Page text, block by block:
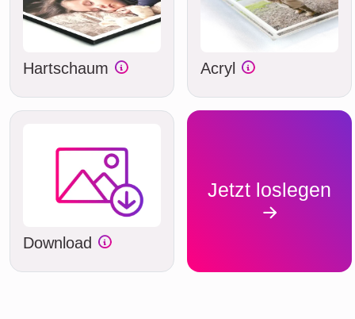
Hartschaum Acryl
Download
Jetzt loslegen